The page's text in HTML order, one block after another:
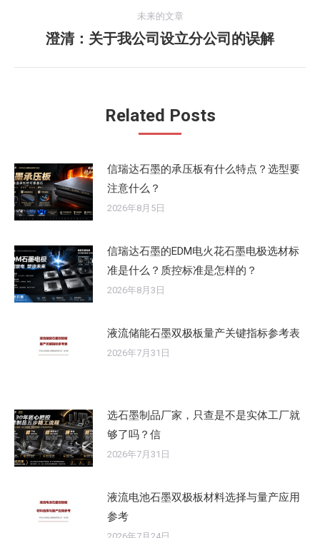
的
文
未来的文章
未
章：
澄清：关于我公司设立分公司的误解
Related Posts
信瑞达石墨的承压板有什么特点？选型要
注意什么？
2026年8月5日
信瑞达石墨的EDM电火花石墨电极选材标
准是什么？质控标准是怎样的？
2026年8月3日
液流储能石墨双极板量产关键指标参考表
2026年7月31日
选石墨制品厂家，只查是不是实体工厂就
够了吗？信
2026年7月31日
液流电池石墨双极板材料选择与量产应用
参考